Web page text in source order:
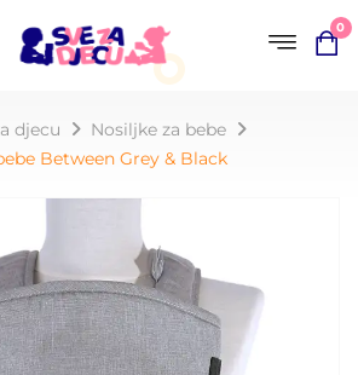
0
djecu
Nosiljke za bebe
Between Grey & Black